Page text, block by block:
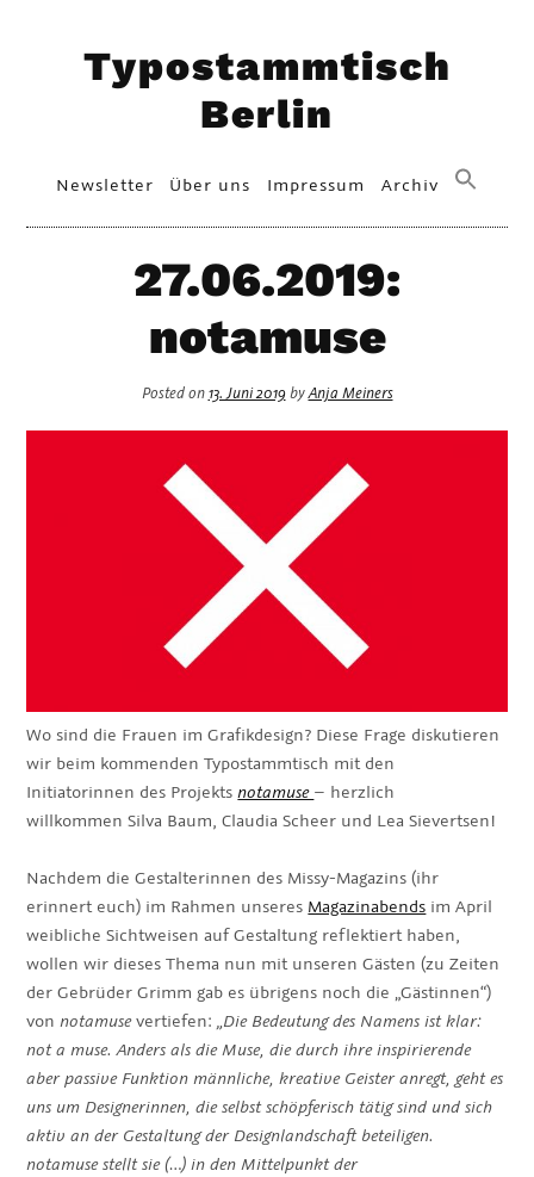
Typostammtisch
Berlin
Primary
Menu
Newsletter Über uns Impressum Archiv
27.06.2019:
notamuse
Posted on13. Juni 2019byAnja Meiners
Wo sind die Frauen im Grafikdesign? Diese Frage diskutieren
wir beim kommenden Typostammtisch mit den
Initiatorinnen des Projektsnotamuse – herzlich
willkommen Silva Baum, Claudia Scheer und Lea Sievertsen!
Nachdem die Gestalterinnen des Missy-Magazins (ihr
erinnert euch) im Rahmen unseres Magazinabends im April
weibliche Sichtweisen auf Gestaltung reflektiert haben,
wollen wir dieses Thema nun mit unseren Gästen (zu Zeiten
der Gebrüder Grimm gab es übrigens noch die „Gästinnen“)
vonnotamusevertiefen:„Die Bedeutung des Namens ist klar:
not a muse. Anders als die Muse, die durch ihre inspirierende
aber passive Funktion männliche, kreative Geister anregt, geht es
uns um Designerinnen, die selbst schöpferisch tätig sind und sich
aktiv an der Gestaltung der Designlandschaft beteiligen.
notamuse stellt sie (…) in den Mittelpunkt der